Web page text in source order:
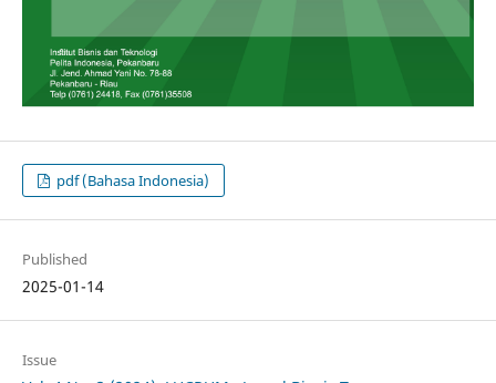
pdf (Bahasa Indonesia)
Published
2025-01-14
Issue